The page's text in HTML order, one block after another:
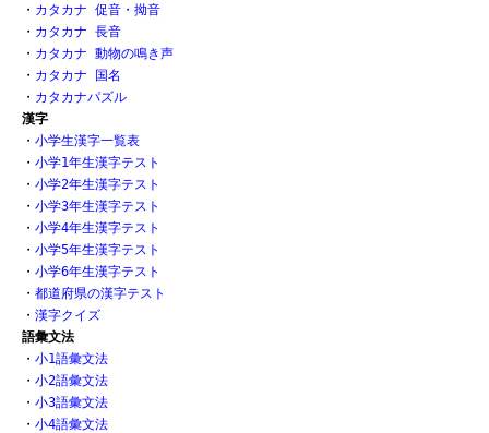
・ カタカナ 促音・拗音
・ カタカナ 長音
・ カタカナ 動物の鳴き声
・ カタカナ 国名
・ カタカナパズル
漢字
・ 小学生漢字一覧表
・ 小学1年生漢字テスト
・ 小学2年生漢字テスト
・ 小学3年生漢字テスト
・ 小学4年生漢字テスト
・ 小学5年生漢字テスト
・ 小学6年生漢字テスト
・ 都道府県の漢字テスト
・ 漢字クイズ
語彙文法
・ 小1語彙文法
・ 小2語彙文法
・ 小3語彙文法
・ 小4語彙文法